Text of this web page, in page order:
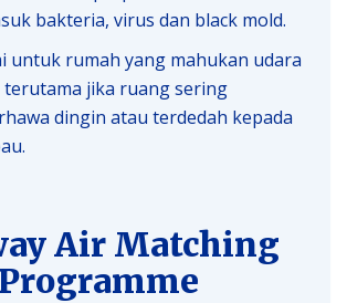
bakteria, virus dan black mold.
untuk rumah yang mahukan udara
terutama jika ruang sering
dingin atau terdedah kepada
Air Matching